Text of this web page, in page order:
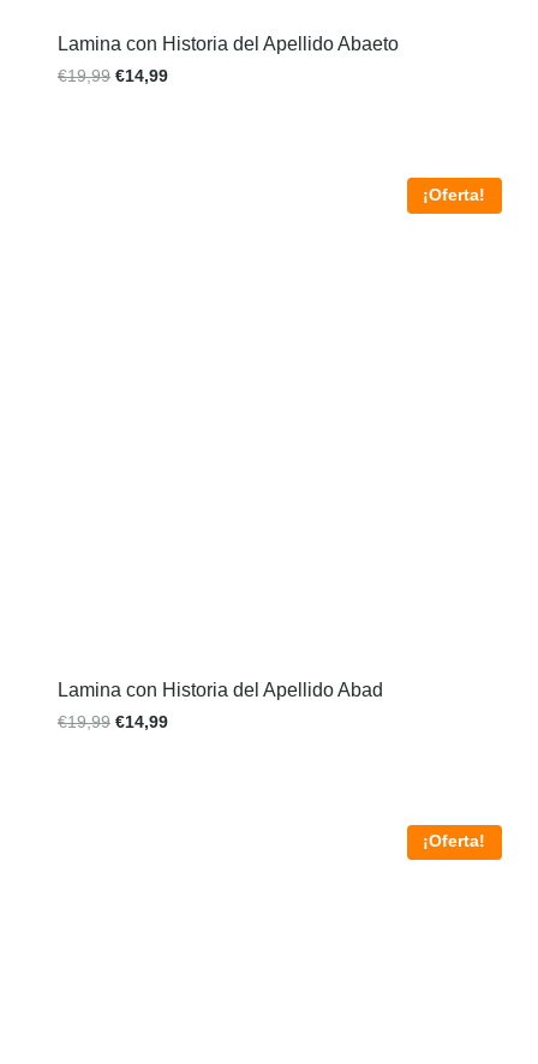
Lamina con Historia del Apellido Abaeto
€19,99 €14,99
¡Oferta!
Lamina con Historia del Apellido Abad
€19,99 €14,99
¡Oferta!